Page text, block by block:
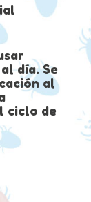
día. Se
al
ciclo de